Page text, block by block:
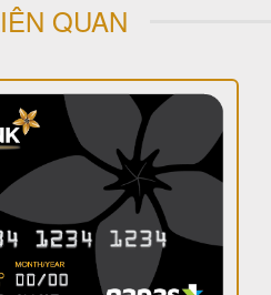
QUAN